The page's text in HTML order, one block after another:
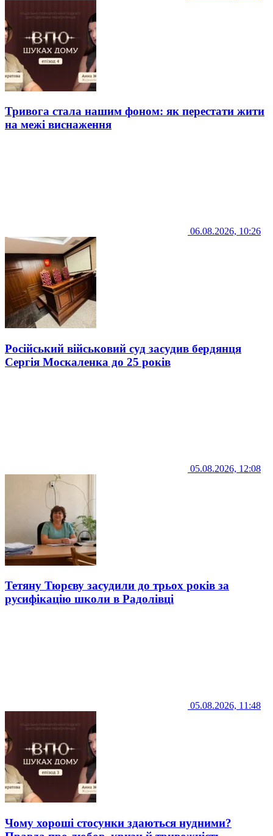
Тривога стала нашим фоном: як перестати жити
на межі виснаження
06.08.2026, 10:26
Російський військовий суд засудив бердянця
Сергія Москаленка до 25 років
05.08.2026, 12:08
Тетяну Тюрєву засудили до трьох років за
русифікацію школи в Радолівці
05.08.2026, 11:48
Чому хороші стосунки здаються нудними?